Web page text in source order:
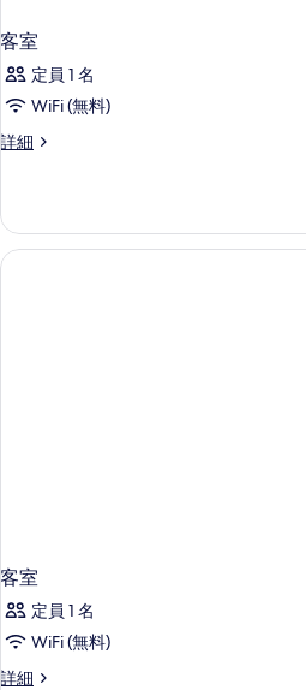
客室
定員 1 名
WiFi (無料)
詳細
客
細
客室
定員 1 名
WiFi (無料)
詳細
客